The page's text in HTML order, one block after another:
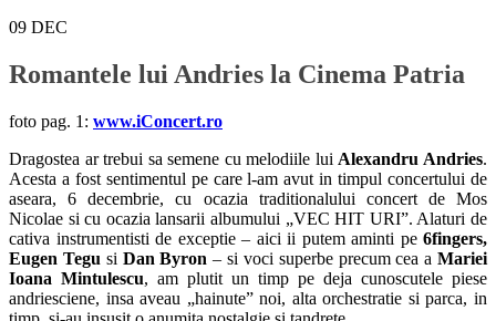
09 DEC
Romantele lui Andries la Cinema Patria
foto pag. 1: www.iConcert.ro
Dragostea ar trebui sa semene cu melodiile lui Alexandru Andries.
Acesta a fost sentimentul pe care l-am avut in timpul concertului de
aseara, 6 decembrie, cu ocazia traditionalului concert de Mos
Nicolae si cu ocazia lansarii albumului „VEC HIT URI”. Alaturi de
cativa instrumentisti de exceptie – aici ii putem aminti pe 6fingers,
Eugen Tegu si Dan Byron – si voci superbe precum cea aMariei
Ioana Mintulescu, am plutit un timp pe deja cunoscutele piese
andriesciene, insa aveau „hainute” noi, alta orchestratie si parca, in